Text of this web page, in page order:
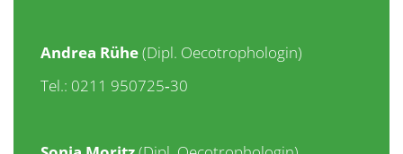
Andrea Rühe(Dipl. Oecotrophologin)
Tel.: 0211 950725‑30